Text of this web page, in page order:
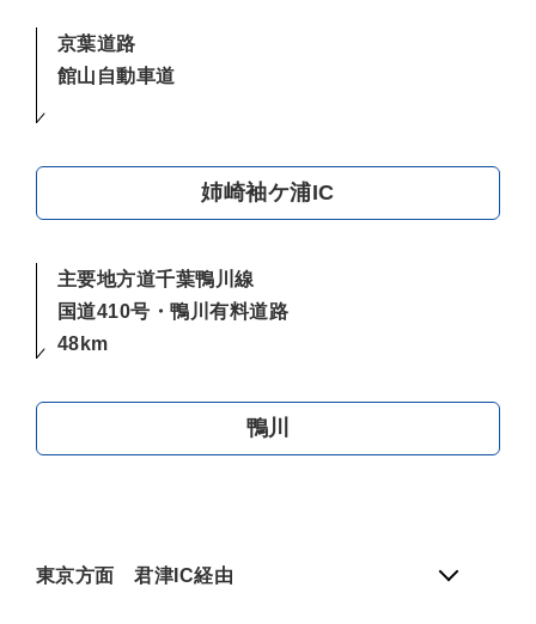
観光ガイド
京葉道路
館山自動車道
姉崎袖ケ浦IC
主要地方道千葉鴨川線
国道410号・鴨川有料道路
48km
鴨川
東京方面 君津IC経由